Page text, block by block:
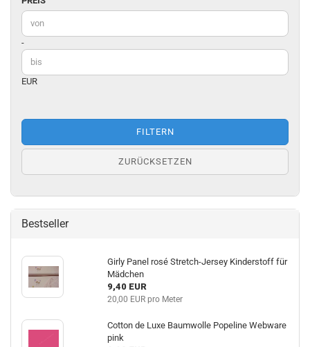
Preis bis
-
EUR
FILTERN
ZURÜCKSETZEN
Bestseller
Girly Panel rosé Stretch-Jersey Kinderstoff für
Mädchen
9,40 EUR
20,00 EUR pro Meter
Cotton de Luxe Baumwolle Popeline Webware
pink